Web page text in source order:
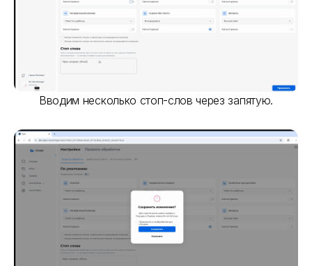
Вводим несколько стоп-слов через запятую.